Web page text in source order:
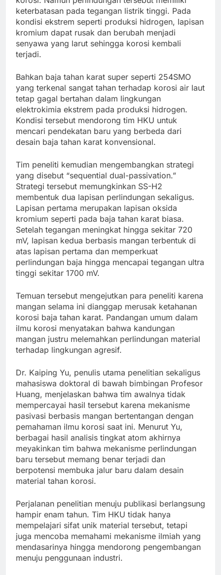
keterbatasan pada tegangan listrik tinggi. Pada
kondisi ekstrem seperti produksi hidrogen, lapisan
kromium dapat rusak dan berubah menjadi
senyawa yang larut sehingga korosi kembali
terjadi.
Bahkan baja tahan karat super seperti 254SMO
yang terkenal sangat tahan terhadap korosi air laut
tetap gagal bertahan dalam lingkungan
elektrokimia ekstrem pada produksi hidrogen.
Kondisi tersebut mendorong tim HKU untuk
mencari pendekatan baru yang berbeda dari
desain baja tahan karat konvensional.
Tim peneliti kemudian mengembangkan strategi
yang disebut “sequential dual-passivation.”
Strategi tersebut memungkinkan SS-H2
membentuk dua lapisan perlindungan sekaligus.
Lapisan pertama merupakan lapisan oksida
kromium seperti pada baja tahan karat biasa.
Setelah tegangan meningkat hingga sekitar 720
mV, lapisan kedua berbasis mangan terbentuk di
atas lapisan pertama dan memperkuat
perlindungan baja hingga mencapai tegangan ultra
tinggi sekitar 1700 mV.
Temuan tersebut mengejutkan para peneliti karena
mangan selama ini dianggap merusak ketahanan
korosi baja tahan karat. Pandangan umum dalam
ilmu korosi menyatakan bahwa kandungan
mangan justru melemahkan perlindungan material
terhadap lingkungan agresif.
Dr. Kaiping Yu, penulis utama penelitian sekaligus
mahasiswa doktoral di bawah bimbingan Profesor
Huang, menjelaskan bahwa tim awalnya tidak
mempercayai hasil tersebut karena mekanisme
pasivasi berbasis mangan bertentangan dengan
pemahaman ilmu korosi saat ini. Menurut Yu,
berbagai hasil analisis tingkat atom akhirnya
meyakinkan tim bahwa mekanisme perlindungan
baru tersebut memang benar terjadi dan
berpotensi membuka jalur baru dalam desain
material tahan korosi.
Perjalanan penelitian menuju publikasi berlangsung
hampir enam tahun. Tim HKU tidak hanya
mempelajari sifat unik material tersebut, tetapi
juga mencoba memahami mekanisme ilmiah yang
mendasarinya hingga mendorong pengembangan
menuju penggunaan industri.